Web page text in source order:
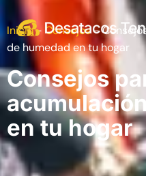
Inicio- Consejos-
de humedad en tu hogar
Consejos
en tu hogar